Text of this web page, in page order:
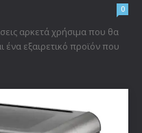
0
αρκετά χρήσιμα που θα
ένα εξαιρετικό προϊόν που